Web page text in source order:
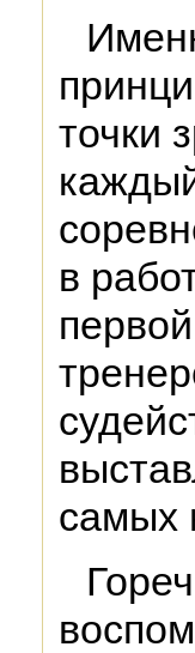
точки
в
самых